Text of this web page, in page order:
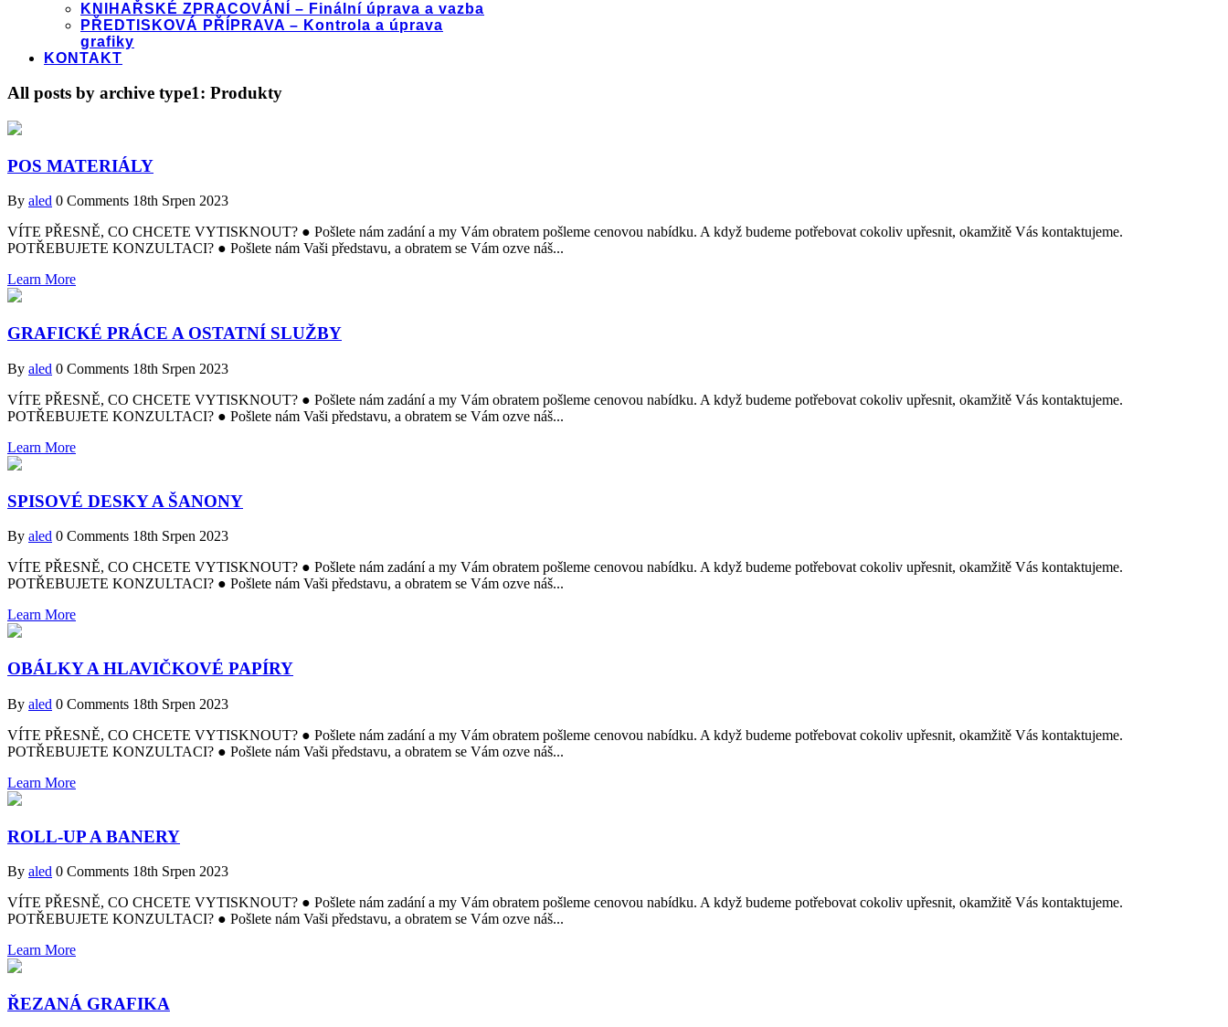
KNIHAŘSKÉ ZPRACOVÁNÍ – Finální úprava a vazba
PŘEDTISKOVÁ PŘÍPRAVA – Kontrola a úprava
grafiky
KONTAKT
All posts by archive type1: Produkty
POS MATERIÁLY
By aled 0 Comments 18th Srpen 2023
VÍTE PŘESNĚ, CO CHCETE VYTISKNOUT? ● Pošlete nám zadání a my Vám obratem pošleme cenovou nabídku. A když budeme potřebovat cokoliv upřesnit, okamžitě Vás kontaktujeme.
POTŘEBUJETE KONZULTACI? ● Pošlete nám Vaši představu, a obratem se Vám ozve náš...
Learn More
GRAFICKÉ PRÁCE A OSTATNÍ SLUŽBY
By aled 0 Comments 18th Srpen 2023
VÍTE PŘESNĚ, CO CHCETE VYTISKNOUT? ● Pošlete nám zadání a my Vám obratem pošleme cenovou nabídku. A když budeme potřebovat cokoliv upřesnit, okamžitě Vás kontaktujeme.
POTŘEBUJETE KONZULTACI? ● Pošlete nám Vaši představu, a obratem se Vám ozve náš...
Learn More
SPISOVÉ DESKY A ŠANONY
By aled 0 Comments 18th Srpen 2023
VÍTE PŘESNĚ, CO CHCETE VYTISKNOUT? ● Pošlete nám zadání a my Vám obratem pošleme cenovou nabídku. A když budeme potřebovat cokoliv upřesnit, okamžitě Vás kontaktujeme.
POTŘEBUJETE KONZULTACI? ● Pošlete nám Vaši představu, a obratem se Vám ozve náš...
Learn More
OBÁLKY A HLAVIČKOVÉ PAPÍRY
By aled 0 Comments 18th Srpen 2023
VÍTE PŘESNĚ, CO CHCETE VYTISKNOUT? ● Pošlete nám zadání a my Vám obratem pošleme cenovou nabídku. A když budeme potřebovat cokoliv upřesnit, okamžitě Vás kontaktujeme.
POTŘEBUJETE KONZULTACI? ● Pošlete nám Vaši představu, a obratem se Vám ozve náš...
Learn More
ROLL-UP A BANERY
By aled 0 Comments 18th Srpen 2023
VÍTE PŘESNĚ, CO CHCETE VYTISKNOUT? ● Pošlete nám zadání a my Vám obratem pošleme cenovou nabídku. A když budeme potřebovat cokoliv upřesnit, okamžitě Vás kontaktujeme.
POTŘEBUJETE KONZULTACI? ● Pošlete nám Vaši představu, a obratem se Vám ozve náš...
Learn More
ŘEZANÁ GRAFIKA